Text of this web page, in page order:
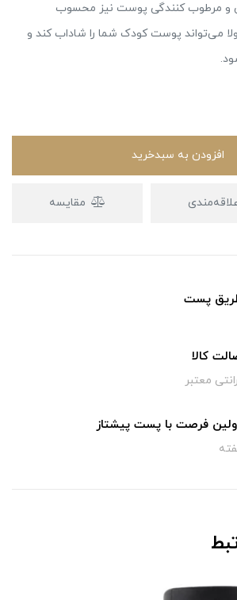
و مرطوب کنندگی پوست نیز محسوب
می‌تواند پوست کودک شما را شاداب کند و
افزودن به سبدخرید
مقایسه
طریق پست
کالا
معتبر
فرصت با پست پیشتاز